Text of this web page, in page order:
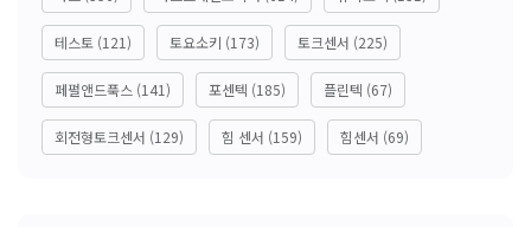
테스토 (121) 토요소키 (173) 토크센서 (225)
페펄앤드푹스 (141) 포센텍 (185) 플린텍 (67)
회전형토크센서 (129) 힘 센서 (159) 힘센서 (69)